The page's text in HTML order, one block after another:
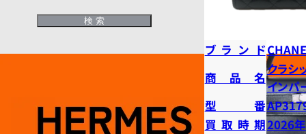
ブランド
商品名
クラシ
インパ
型番
買取時期2026